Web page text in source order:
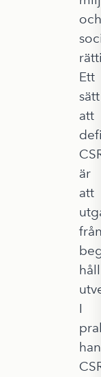
och
Ett
sätt
att
är
att
I